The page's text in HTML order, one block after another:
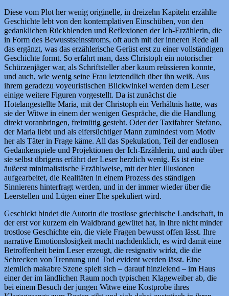
Diese vom Plot her wenig originelle, in dreizehn Kapiteln erzählte
Geschichte lebt von den kontemplativen Einschüben, von den
gedanklichen Rückblenden und Reflexionen der Ich-Erzählerin, die
in Form des Bewusstseinsstroms, oft auch mit der inneren Rede all
das ergänzt, was das erzählerische Gerüst erst zu einer vollständigen
Geschichte formt. So erfährt man, dass Christoph ein notorischer
Schürzenjäger war, als Schriftsteller aber kaum reüssieren konnte,
und auch, wie wenig seine Frau letztendlich über ihn weiß. Aus
ihrem geradezu voyeuristischen Blickwinkel werden dem Leser
einige weitere Figuren vorgestellt. Da ist zunächst die
Hotelangestellte Maria, mit der Christoph ein Verhältnis hatte, was
sie der Witwe in einem der wenigen Gespräche, die die Handlung
direkt voranbringen, freimütig gesteht. Oder der Taxifahrer Stefano,
der Maria liebt und als eifersüchtiger Mann zumindest vom Motiv
her als Täter in Frage käme. All das Spekulation, Teil der endlosen
Gedankenspiele und Projektionen der Ich-Erzählerin, und auch über
sie selbst übrigens erfährt der Leser herzlich wenig. Es ist eine
äußerst minimalistische Erzählweise, mit der hier Illusionen
aufgearbeitet, die Realitäten in einem Prozess des ständigen
Sinnierens hinterfragt werden, und in der immer wieder über die
Leerstellen und Lügen einer Ehe spekuliert wird.
Geschickt bindet die Autorin die trostlose griechische Landschaft, in
der erst vor kurzem ein Waldbrand gewütet hat, in Ihre nicht minder
trostlose Geschichte ein, die viele Fragen bewusst offen lässt. Ihre
narrative Emotionslosigkeit macht nachdenklich, es wird damit eine
Betroffenheit beim Leser erzeugt, die resignativ wirkt, die die
Schrecken von Trennung und Tod evident werden lässt. Eine
ziemlich makabre Szene spielt sich – darauf hinzielend – im Haus
einer der im ländlichen Raum noch typischen Klageweiber ab, die
bei einem Besuch der jungen Witwe eine Kostprobe ihres